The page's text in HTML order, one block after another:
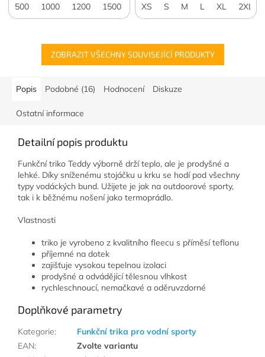
500 1000 1200 1500 2000 3000 4000 5000
XS S M L XL 2XL
ZOBRAZIT VŠECHNY SOUVISEJÍCÍ PRODUKTY
Popis Podobné (16) Hodnocení Diskuze
Ostatní informace
Detailní popis produktu
Funkční triko Teddy výborně drží teplo, ale je prodyšné a
lehké. Díky sníženému stojáčku u krku se hodí pod všechny
typy vodáckých bund. Užijete je jak na outdoorové sporty,
tak i k běžnému nošení jako termoprádlo.
Vlastnosti
triko je vyrobeno z kvalitního fleecu s příměsí teflonu
příjemné na dotek
zajišťuje vysokou tepelnou izolaci
prodyšné a odvádějící tělesnou vlhkost
rychleschnoucí, nemačkavé a oděruvzdorné
Doplňkové parametry
Kategorie:
Funkční trika pro vodní sporty
EAN:
Zvolte variantu